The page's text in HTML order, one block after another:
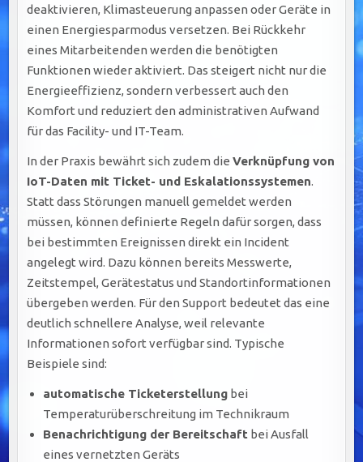
deaktivieren, Klimasteuerung anpassen oder Geräte in
einen Energiesparmodus versetzen. Bei Rückkehr
eines Mitarbeitenden werden die benötigten
Funktionen wieder aktiviert. Das steigert nicht nur die
Energieeffizienz, sondern verbessert auch den
Komfort und reduziert den administrativen Aufwand
für das Facility- und IT-Team.
In der Praxis bewährt sich zudem dieVerknüpfung von
IoT-Daten mit Ticket- und Eskalationssystemen.
Statt dass Störungen manuell gemeldet werden
müssen, können definierte Regeln dafür sorgen, dass
bei bestimmten Ereignissen direkt ein Incident
angelegt wird. Dazu können bereits Messwerte,
Zeitstempel, Gerätestatus und Standortinformationen
übergeben werden. Für den Support bedeutet das eine
deutlich schnellere Analyse, weil relevante
Informationen sofort verfügbar sind. Typische
Beispiele sind:
automatische Ticketerstellung bei
Temperaturüberschreitung im Technikraum
Benachrichtigung der Bereitschaft bei Ausfall
eines vernetzten Geräts